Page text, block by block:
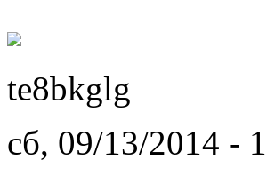
te8bkglg
сб, 09/13/2014 -